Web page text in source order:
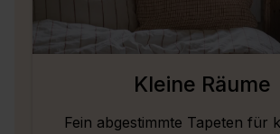
Kleine Räume
Fein abgestimmte Tapeten für